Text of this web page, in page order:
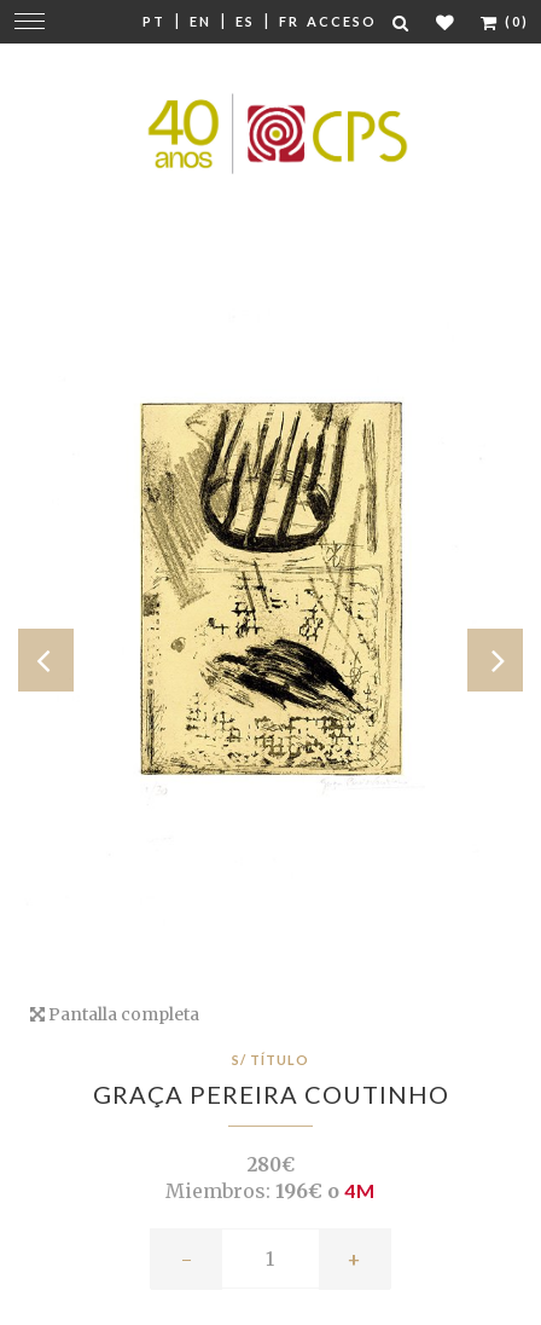
PT | EN | ES | FR ACCESO (0)
Cambiar
navegación
Pantalla completa
S/ TÍTULO
GRAÇA PEREIRA COUTINHO
280€
Miembros: 196€ o 4M
- +